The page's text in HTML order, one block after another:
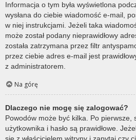
Informacja o tym była wyświetlona
wysłana do ciebie wiadomość e-mail,
w niej instrukcjami. Jeżeli taka
może został podany nieprawidłowy
została zatrzymana przez filtr
przez ciebie adres e-mail jest
z administratorem.
Na górę
Dlaczego nie mogę się zalogować?
Powodów może być kilka. Po pierwsze,
użytkownika i hasło są prawidłowe.